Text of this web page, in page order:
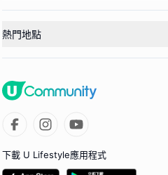
熱門地點
下載 U Lifestyle應用程式